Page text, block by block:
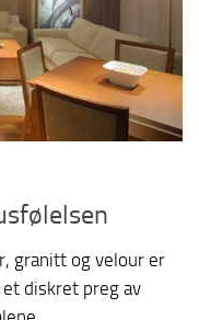
granitt og velour er
diskret preg av